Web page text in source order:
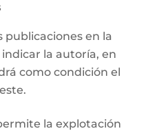
publicaciones en la
la autoría, en
como condición el
la explotación